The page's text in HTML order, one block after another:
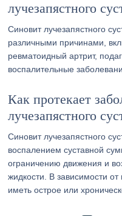
лучезапястного
Синовит лучезапястного
различными причинами,
ревматоидный артрит,
воспалительные
Как протекает
лучезапястного
Синовит лучезапястного
воспалением суставной
ограничению движения и
жидкости. В зависимости
иметь острое или